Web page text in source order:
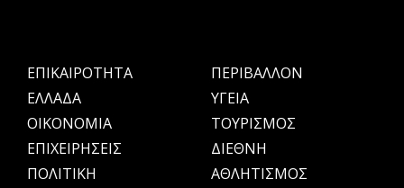
ΕΠΙΚΑΙΡΟΤΗΤΑ
ΕΛΛΑΔΑ
OIKONOMIA
ΕΠΙΧΕΙΡΗΣΕΙΣ
ΠΟΛΙΤΙΚΗ
ΠΕΡΙΒΑΛΛΟΝ
ΥΓΕΙΑ
ΤΟΥΡΙΣΜΟΣ
ΔΙΕΘΝΗ
ΑΘΛΗΤΙΣΜΟΣ